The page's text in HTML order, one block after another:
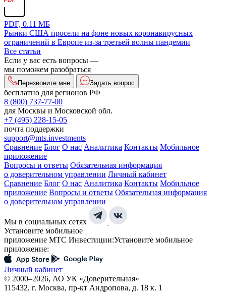
PDF, 0.11 МБ
Рынки США просели на фоне новых коронавирусных
ограничений в Европе из-за третьей волны пандемии
Все статьи
Если у вас есть вопросы —
мы поможем разобраться
Перезвоните мне Задать вопрос
бесплатно для регионов РФ
8 (800) 737-77-00
для Москвы и Московской обл.
+7 (495) 228-15-05
почта поддержки
support@mts.investments
Сравнение Блог О нас Аналитика Контакты Мобильное
приложение
Вопросы и ответы Обязательная информация
о доверительном управлении Личный кабинет
Сравнение Блог О нас Аналитика Контакты Мобильное
приложение Вопросы и ответы Обязательная информация
о доверительном управлении
Мы в социальных сетях
Установите мобильное
приложение МТС Инвестиции:Установите мобильное
приложение:
Личный кабинет
© 2000–2026, АО УК «Доверительная»
115432, г. Москва, пр-кт Андропова, д. 18 к. 1